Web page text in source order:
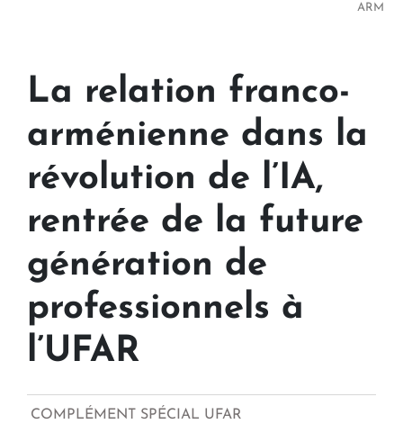
ARM
La relation franco-
arménienne dans la
révolution de l’IA,
rentrée de la future
génération de
professionnels à
l’UFAR
COMPLÉMENT SPÉCIAL UFAR